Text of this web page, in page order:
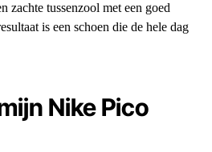
zachte tussenzool met een goed
is een schoen die de hele dag
Nike Pico